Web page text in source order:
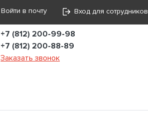
Войти в почту Вход для сотрудников
+7 (812) 200-99-98
+7 (812) 200-88-89
Заказать звонок